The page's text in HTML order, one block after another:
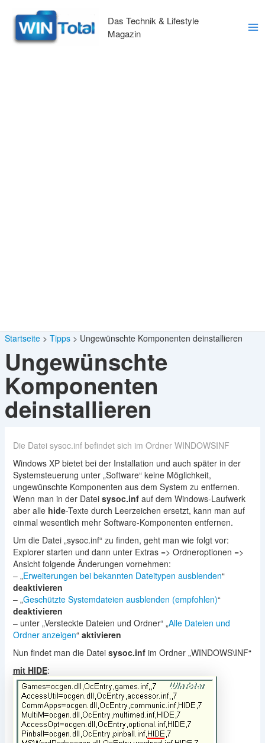
Inhalt
springen
Das Technik & Lifestyle
Magazin
Startseite Tipps Ungewünschte Komponenten deinstallieren
Ungewünschte
Komponenten
deinstallieren
Die Datei sysoc.inf befindet sich im Ordner WINDOWSINF
Windows XP bietet bei der Installation und auch später in der
Systemsteuerung unter „Software“ keine Möglichkeit,
ungewünschte Komponenten aus dem System zu entfernen.
Wenn man in der Datei sysoc.infauf dem Windows-Laufwerk
aber alle hide-Texte durch Leerzeichen ersetzt, kann man auf
einmal wesentlich mehr Software-Komponenten entfernen.
Um die Datei „sysoc.inf“ zu finden, geht man wie folgt vor:
Explorer starten und dann unter Extras => Ordneroptionen =>
Ansicht folgende Änderungen vornehmen:
– „Erweiterungen bei bekannten Dateitypen ausblenden“
deaktivieren
– „Geschützte Systemdateien ausblenden (empfohlen)“
deaktivieren
– unter „Versteckte Dateien und Ordner“ „Alle Dateien und
Ordner anzeigen“ aktivieren
Nun findet man die Datei sysoc.infim Ordner „WINDOWS\INF“
mit HIDE: